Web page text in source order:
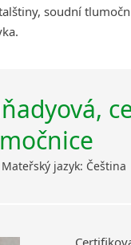
soudní
Mateřský jazyk: Čeština